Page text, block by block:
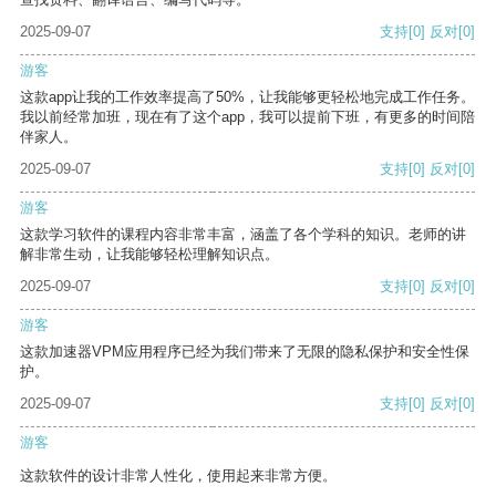
2025-09-07
支持[0] 反对[0]
游客
这款app让我的工作效率提高了50%，让我能够更轻松地完成工作任务。
我以前经常加班，现在有了这个app，我可以提前下班，有更多的时间陪
伴家人。
2025-09-07
支持[0] 反对[0]
游客
这款学习软件的课程内容非常丰富，涵盖了各个学科的知识。老师的讲
解非常生动，让我能够轻松理解知识点。
2025-09-07
支持[0] 反对[0]
游客
这款加速器VPM应用程序已经为我们带来了无限的隐私保护和安全性保
护。
2025-09-07
支持[0] 反对[0]
游客
这款软件的设计非常人性化，使用起来非常方便。